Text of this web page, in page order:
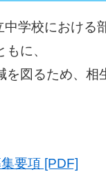
学校における
に、
図るため、相
要項 [PDF]